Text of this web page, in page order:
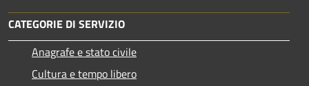
CATEGORIE DI SERVIZIO
Anagrafe e stato civile
Cultura e tempo libero